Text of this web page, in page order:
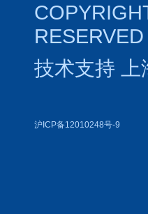
RESERVED
技术支持
沪ICP备12010248号-9